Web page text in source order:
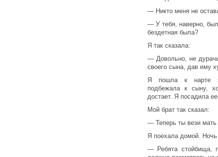
— Никто меня не
— У тебя, наверно,
бездетная была?
Я так сказала:
— Довольно, не
своего сына, дав ему
Я пошла к нарте
подбежала к сыну,
достает. Я посадила
Мой брат так сказал:
— Теперь ты вези
Я поехала домой. Ночь
— Ребята стойбища,